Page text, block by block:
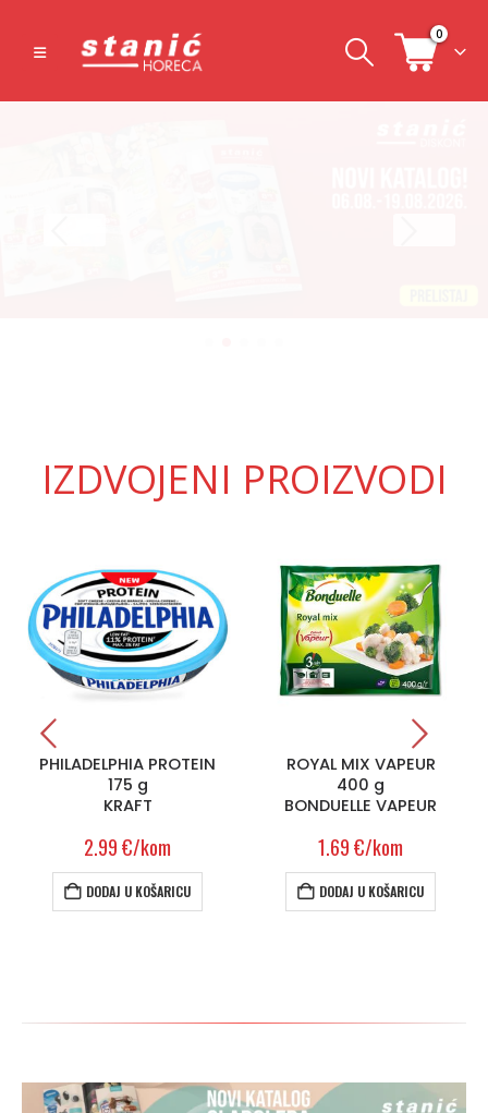
0
IZDVOJENI PROIZVODI
PHILADELPHIA PROTEIN
175 g
KRAFT
2.99€/kom
DODAJ U KOŠARICU
ROYAL MIX VAPEUR
400 g
BONDUELLE VAPEUR
1.69€/kom
DODAJ U KOŠARICU